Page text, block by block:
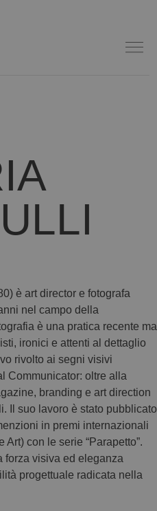
è art director e fotografa
nel campo della
è una pratica recente ma
ironici e attenti al dettaglio
rivolto ai segni visivi
Communicator: oltre alla
branding e art direction
Il suo lavoro è stato pubblicato
in premi internazionali
con le serie “Parapetto”.
forza visiva ed eleganza
progettuale radicata nella